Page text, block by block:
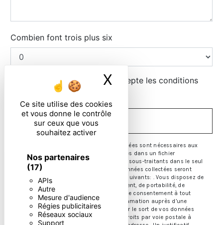
Ce site utilise des cookies
et vous donne le contrôle
sur ceux que vous
souhaitez activer
Nos partenaires
(17)
APIs
Autre
Mesure d'audience
Régies publicitaires
Réseaux sociaux
Support
X Masquer le
Combien font trois plus six
En cochant cette case, j'accepte les conditions
particulières ci-dessous **
ENVOYER
** Les données personnelles communiquées sont nécessaires aux
fins de vous contacter et sont enregistrées dans un fichier
informatisé. Elles sont destinées à et ses sous-traitants dans le seul
but de répondre à votre message. Les données collectées seront
communiquées aux seuls destinataires suivants: . Vous disposez de
droits d’accès, de rectification, d’effacement, de portabilité, de
limitation, d’opposition, de retrait de votre consentement à tout
moment et du droit d’introduire une réclamation auprès d’une
autorité de contrôle, ainsi que d’organiser le sort de vos données
post-mortem. Vous pouvez exercer ces droits par voie postale à